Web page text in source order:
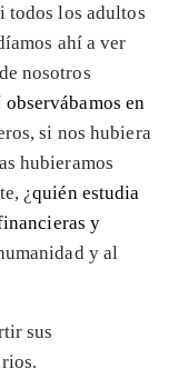
todos los adultos
ahí a ver
nosotros
en
si nos hubiera
hubieramos
¿quién estudia
y
y al
sus